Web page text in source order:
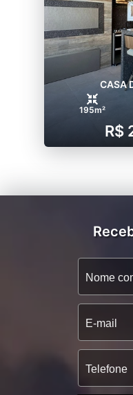
CASA
195m²
R$